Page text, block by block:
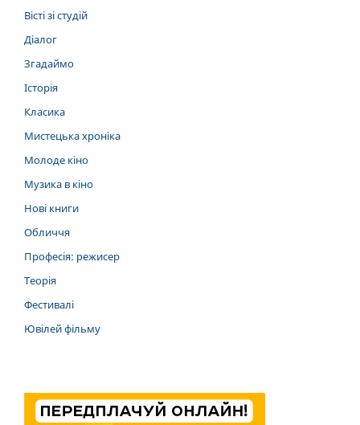
Вісті зі студій
Діалог
Згадаймо
Історія
Класика
Мистецька хроніка
Молоде кіно
Музика в кіно
Нові книги
Обличчя
Професія: режисер
Теорія
Фестивалі
Ювілей фільму